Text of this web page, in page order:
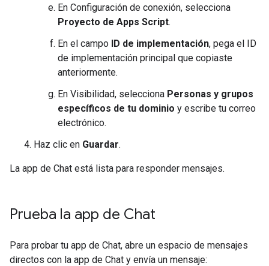
En Configuración de conexión, selecciona
Proyecto de Apps Script.
En el campo ID de implementación, pega el ID
de implementación principal que copiaste
anteriormente.
En Visibilidad, selecciona Personas y grupos
específicos de tu dominio y escribe tu correo
electrónico.
Haz clic en Guardar.
La app de Chat está lista para responder mensajes.
Prueba la app de Chat
Para probar tu app de Chat, abre un espacio de mensajes
directos con la app de Chat y envía un mensaje: